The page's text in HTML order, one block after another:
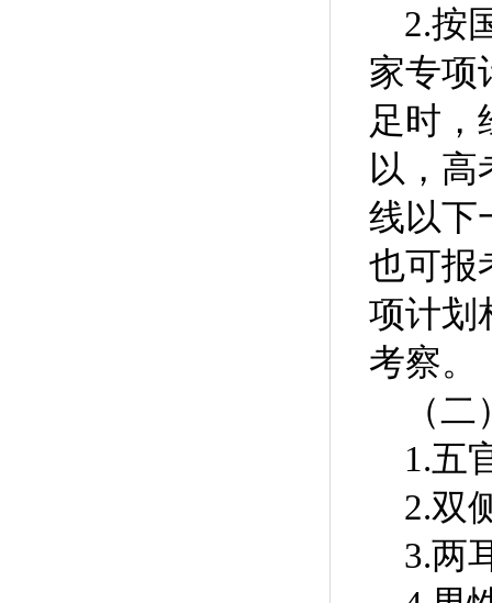
2.按
家专项
足时，
以，
线以下
也可报
项计划
考察。
（
1.五
2.双
3.两